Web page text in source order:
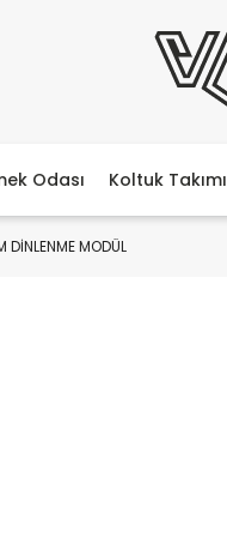
Odası Koltuk Takımı
DİNLENME MODÜL